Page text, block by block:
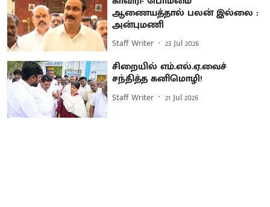
ஆணையத்தால் பலன் இல்லை :
அன்புமணி
Staff Writer 23 Jul 2026
சிறையில் எம்.எல்.ஏ.வைச்
சந்தித்த கனிமொழி!
Staff Writer 21 Jul 2026